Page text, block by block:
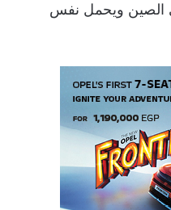
الصين ويحمل نفس